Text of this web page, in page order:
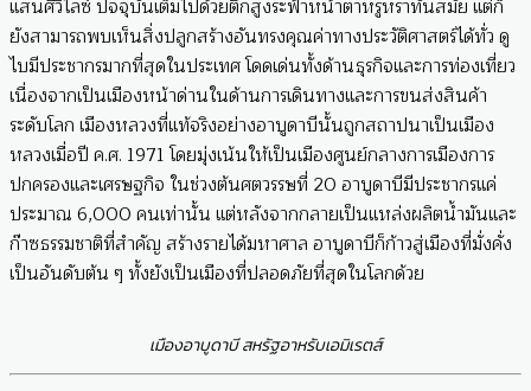
แสนศิวิไลซ์ ปัจจุบันเต็มไปด้วยตึกสูงระฟ้าหน้าตาหรูหราทันสมัย แต่ก็
ยังสามารถพบเห็นสิ่งปลูกสร้างอันทรงคุณค่าทางประวัติศาสตร์ได้ทั่ว ดู
ไบมีประชากรมากที่สุดในประเทศ โดดเด่นทั้งด้านธุรกิจและการท่องเที่ยว
เนื่องจากเป็นเมืองหน้าด่านในด้านการเดินทางและการขนส่งสินค้า
ระดับโลก เมืองหลวงที่แท้จริงอย่างอาบูดาบีนั้นถูกสถาปนาเป็นเมือง
หลวงเมื่อปี ค.ศ. 1971 โดยมุ่งเน้นให้เป็นเมืองศูนย์กลางการเมืองการ
ปกครองและเศรษฐกิจ ในช่วงต้นศตวรรษที่ 20 อาบูดาบีมีประชากรแค่
ประมาณ 6,000 คนเท่านั้น แต่หลังจากกลายเป็นแหล่งผลิตน้ำมันและ
ก๊าซธรรมชาติที่สำคัญ สร้างรายได้มหาศาล อาบูดาบีก็ก้าวสู่เมืองที่มั่งคั่ง
เป็นอันดับต้น ๆ ทั้งยังเป็นเมืองที่ปลอดภัยที่สุดในโลกด้วย
เมืองอาบูดาบี สหรัฐอาหรับเอมิเรตส์